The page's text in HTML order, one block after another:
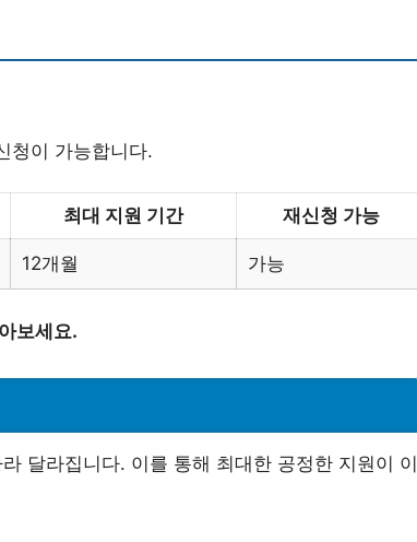
청이 가능합니다.
최대 지원 기간 재신청 가능
12개월 가능
보세요.
달라집니다. 이를 통해 최대한 공정한 지원이 이